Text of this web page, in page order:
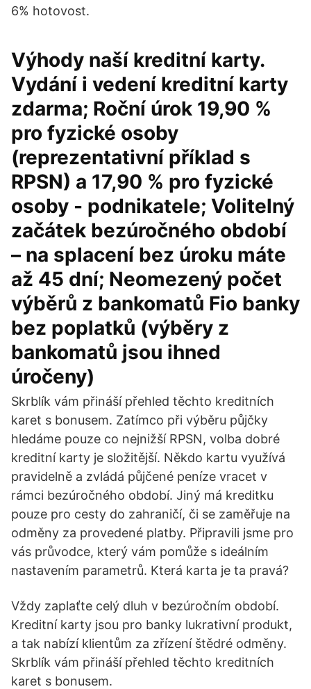
6% hotovost.
Výhody naší kreditní karty.
Vydání i vedení kreditní karty
zdarma; Roční úrok 19,90 %
pro fyzické osoby
(reprezentativní příklad s
RPSN) a 17,90 % pro fyzické
osoby - podnikatele; Volitelný
začátek bezúročného období
– na splacení bez úroku máte
až 45 dní; Neomezený počet
výběrů z bankomatů Fio banky
bez poplatků (výběry z
bankomatů jsou ihned
úročeny)
Skrblík vám přináší přehled těchto kreditních
karet s bonusem. Zatímco při výběru půjčky
hledáme pouze co nejnižší RPSN, volba dobré
kreditní karty je složitější. Někdo kartu využívá
pravidelně a zvládá půjčené peníze vracet v
rámci bezúročného období. Jiný má kreditku
pouze pro cesty do zahraničí, či se zaměřuje na
odměny za provedené platby. Připravili jsme pro
vás průvodce, který vám pomůže s ideálním
nastavením parametrů. Která karta je ta pravá?
Vždy zaplaťte celý dluh v bezúročním období.
Kreditní karty jsou pro banky lukrativní produkt,
a tak nabízí klientům za zřízení štědré odměny.
Skrblík vám přináší přehled těchto kreditních
karet s bonusem.